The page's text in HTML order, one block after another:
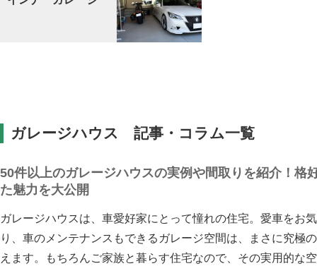
ガレージハウス 記事・コラム一覧
50件以上のガレージハウスの実例や間取りを紹介！格
た魅力を大公開
ガレージハウスは、車愛好家にとって憧れの住宅。愛車をお
り、車のメンテナンスもできるガレージ空間は、まさに究極
えます。もちろんご家族と暮らす住宅なので、その実用的な